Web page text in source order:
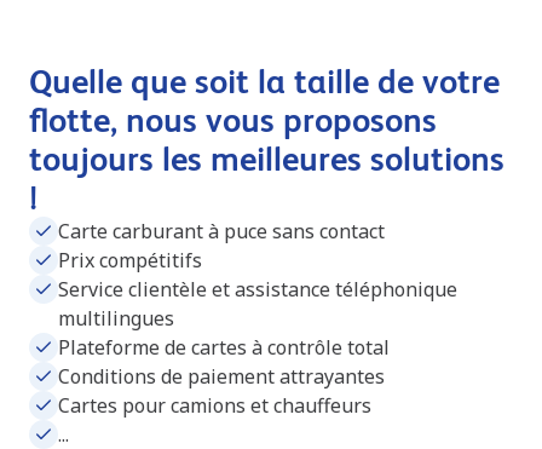
Quelle que soit la taille de votre
flotte, nous vous proposons
toujours les meilleures solutions
!
Carte carburant à puce sans contact
Prix compétitifs
Service clientèle et assistance téléphonique
multilingues
Plateforme de cartes à contrôle total
Conditions de paiement attrayantes
Cartes pour camions et chauffeurs
...